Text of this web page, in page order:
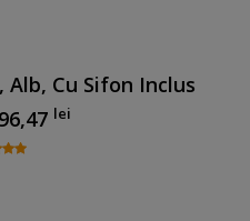
Alb, Cu Sifon Inclus
lei